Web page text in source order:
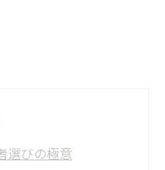
選びの極意